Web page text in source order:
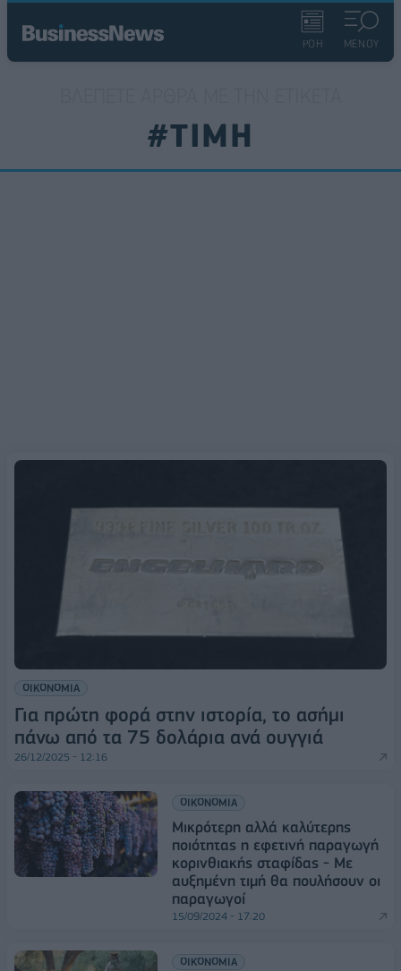
ΡΟΗ ΜΕΝΟΥ
#ΤΙΜΗ
ΟΙΚΟΝΟΜΙΑ
Για πρώτη φορά στην ιστορία, το ασήμι
πάνω από τα 75 δολάρια ανά ουγγιά
26/12/2025 - 12:16
ΟΙΚΟΝΟΜΙΑ
Μικρότερη αλλά καλύτερης
ποιότητας η εφετινή παραγωγή
κορινθιακής σταφίδας - Με
αυξημένη τιμή θα πουλήσουν οι
παραγωγοί
15/09/2024 - 17:20
ΟΙΚΟΝΟΜΙΑ